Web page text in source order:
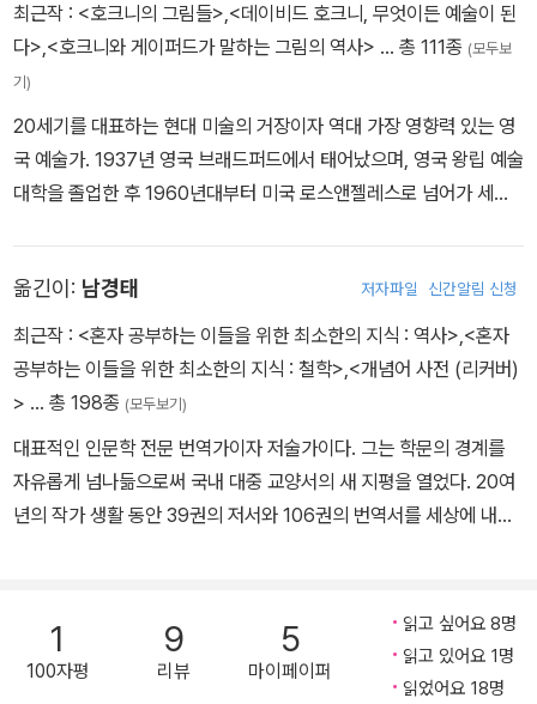
최근작 : <호크니의 그림들>,<데이비드 호크니, 무엇이든 예술이 된
다>,<호크니와 게이퍼드가 말하는 그림의 역사> … 총 111종 (모두보
기)
20세기를 대표하는 현대 미술의 거장이자 역대 가장 영향력 있는 영
국 예술가. 1937년 영국 브래드퍼드에서 태어났으며, 영국 왕립 예술
대학을 졸업한 후 1960년대부터 미국 로스앤젤레스로 넘어가 세계
의 경계를 넓혀 왔으며 생존 작가 최초로 미디어 아트를 활용한 몰입
형 전시 기획에 참여하기도 했다. 2018년 <예술가의 초상>(1972)
이 뉴욕 크리스티 경매에서 9,031만 달러에 낙찰되어 회화 작품 중에
서는 ‘가장 비싼 작품을 그린 생존 작가’라는 수식어를 얻었다. 그의
영국 테이트 미술관, 프랑스 퐁피두 센터, 미국 메트로폴리탄 미술관
을 순회하며 회고전을 열었고 백만 명 이상의 관객을 동원했다. 2019
년 우리나라의 서울 시립 미술관에서 열린 아시아 최초이자 국내 최
이 있다. 2026년 6월 향년 88세를 일기로 별세했다.
옮긴이: 남경태 저자파일 신간알림 신청
최근작 : <혼자 공부하는 이들을 위한 최소한의 지식 : 역사>,<혼자
공부하는 이들을 위한 최소한의 지식 : 철학>,<개념어 사전 (리커버)
> … 총 198종 (모두보기)
대표적인 인문학 전문 번역가이자 저술가이다. 그는 학문의 경계를
자유롭게 넘나듦으로써 국내 대중 교양서의 새 지평을 열었다. 20여
년의 작가 생활 동안 39권의 저서와 106권의 번역서를 세상에 내놓
식의 세계는 넓고 풍요롭다. 과거와 현재, 동양과 서양, 역사와 철학을
종횡무진한 그의 책들은 독자들에게 경계 간의 울타리를 허물고 인문
학이라는 숲을 볼 수 있도록 돕는다. 평생 읽고 쓰는 삶을 살며 혼자
1
100자평
9
리뷰
5
마이페이퍼
읽고 싶어요 8명
읽고 있어요 1명
읽었어요 18명